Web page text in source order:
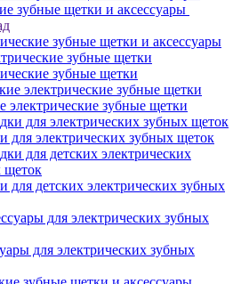
зубные щетки и аксессуары
зубные щетки и аксессуары
зубные щетки
электрические зубные щетки
для электрических зубных щеток
для детских электрических зубных
для электрических зубных